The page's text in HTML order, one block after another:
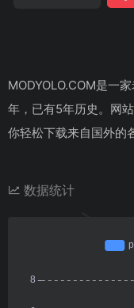
MODYOLO.COM是一
年，已有5年历史。网
你轻松下载来自国外的
数据统计